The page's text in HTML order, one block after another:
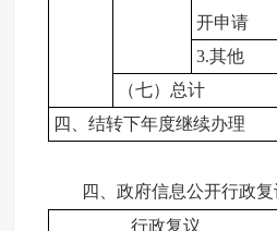
开申请
3.其他
（七）总计
四、结转下年度继续办理
四、政府信息公开行政
行政复议